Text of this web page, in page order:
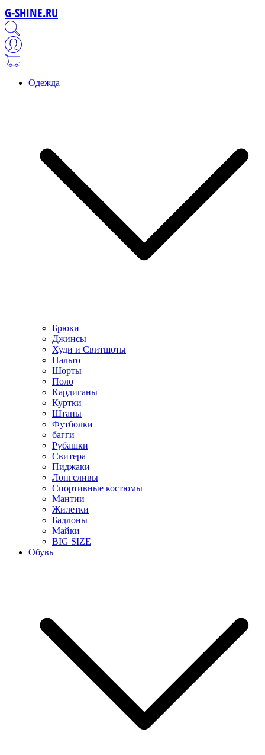
G-SHINE.RU
Одежда
Брюки
Джинсы
Худи и Свитшоты
Пальто
Шорты
Поло
Кардиганы
Куртки
Штаны
Футболки
багги
Рубашки
Свитера
Пиджаки
Лонгсливы
Спортивные костюмы
Мантии
Жилетки
Бадлоны
Майки
BIG SIZE
Обувь